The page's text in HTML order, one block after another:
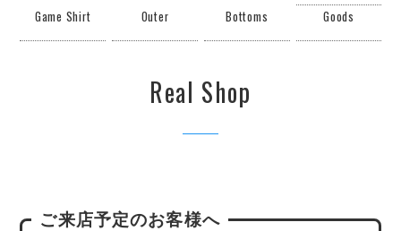
Game Shirt
Outer Bottoms Goods
Real Shop
ご来店予定のお客様へ